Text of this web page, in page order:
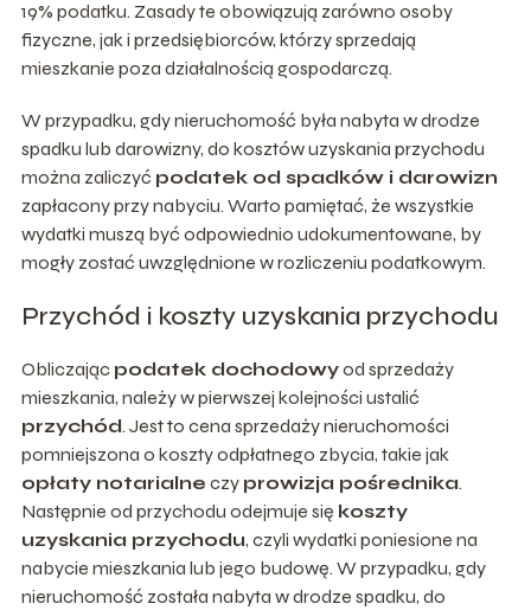
19% podatku. Zasady te obowiązują zarówno osoby
fizyczne, jak i przedsiębiorców, którzy sprzedają
mieszkanie poza działalnością gospodarczą.
W przypadku, gdy nieruchomość była nabyta w drodze
spadku lub darowizny, do kosztów uzyskania przychodu
można zaliczyć podatek od spadków i darowizn
zapłacony przy nabyciu. Warto pamiętać, że wszystkie
wydatki muszą być odpowiednio udokumentowane, by
mogły zostać uwzględnione w rozliczeniu podatkowym.
Przychód i koszty uzyskania przychodu
Obliczając podatek dochodowyod sprzedaży
mieszkania, należy w pierwszej kolejności ustalić
przychód. Jest to cena sprzedaży nieruchomości
pomniejszona o koszty odpłatnego zbycia, takie jak
opłaty notarialne czy prowizja pośrednika.
Następnie od przychodu odejmuje się koszty
uzyskania przychodu, czyli wydatki poniesione na
nabycie mieszkania lub jego budowę. W przypadku, gdy
nieruchomość została nabyta w drodze spadku, do